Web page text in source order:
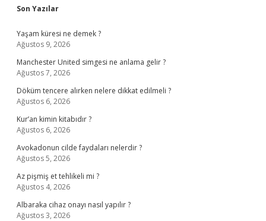
Sidebar
Son Yazılar
Yaşam küresi ne demek ?
Ağustos 9, 2026
Manchester United simgesi ne anlama gelir ?
Ağustos 7, 2026
Döküm tencere alırken nelere dikkat edilmeli ?
Ağustos 6, 2026
Kur’an kimin kitabıdır ?
Ağustos 6, 2026
Avokadonun cilde faydaları nelerdir ?
Ağustos 5, 2026
Az pişmiş et tehlikeli mi ?
Ağustos 4, 2026
Albaraka cihaz onayı nasıl yapılır ?
Ağustos 3, 2026